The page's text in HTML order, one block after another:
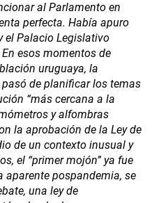
al Parlamento en
perfecta. Había apuro
el Palacio Legislativo
esos momentos de
uruguaya, la
de planificar los temas
“más cercana a la
y alfombras
la aprobación de la Ley de
de un contexto inusual y
el “primer mojón” ya fue
aparente pospandemia, se
una ley de